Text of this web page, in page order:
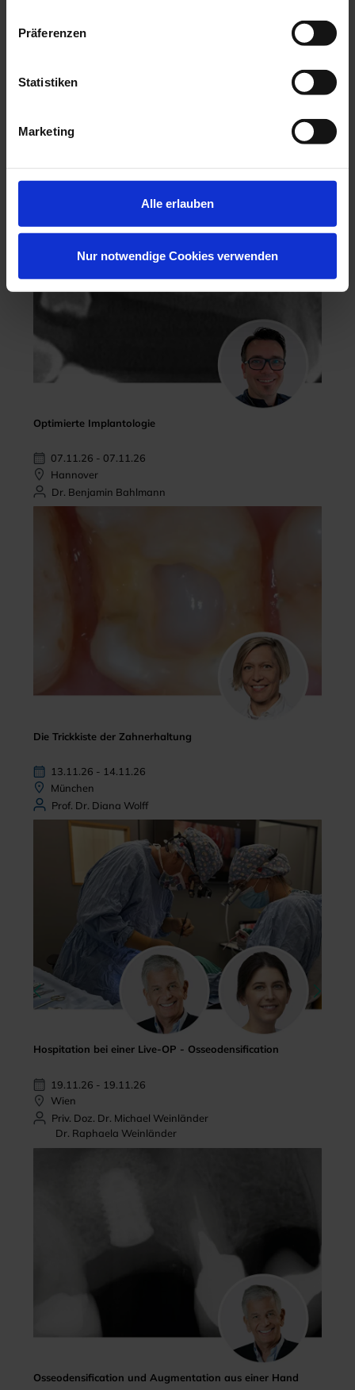
Präferenzen
Statistiken
Marketing
Alle erlauben
Nur notwendige Cookies verwenden
06.11.26 - 07.11.26
Dr. Hanni Lohmar
Optimierte Implantologie
07.11.26 - 07.11.26
Hannover
Dr. Benjamin Bahlmann
Die Trickkiste der Zahnerhaltung
13.11.26 - 14.11.26
München
Prof. Dr. Diana Wolff
Hospitation bei einer Live-OP - Osseodensification
19.11.26 - 19.11.26
Wien
Priv. Doz. Dr. Michael Weinländer
Dr. Raphaela Weinländer
Osseodensification und Augmentation aus einer Hand